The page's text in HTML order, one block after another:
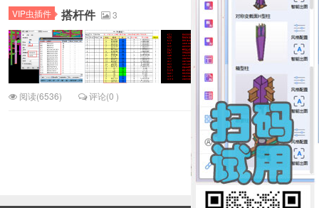
VIP虫插件 搭杆件 3
阅读(6536) 评论(0 )